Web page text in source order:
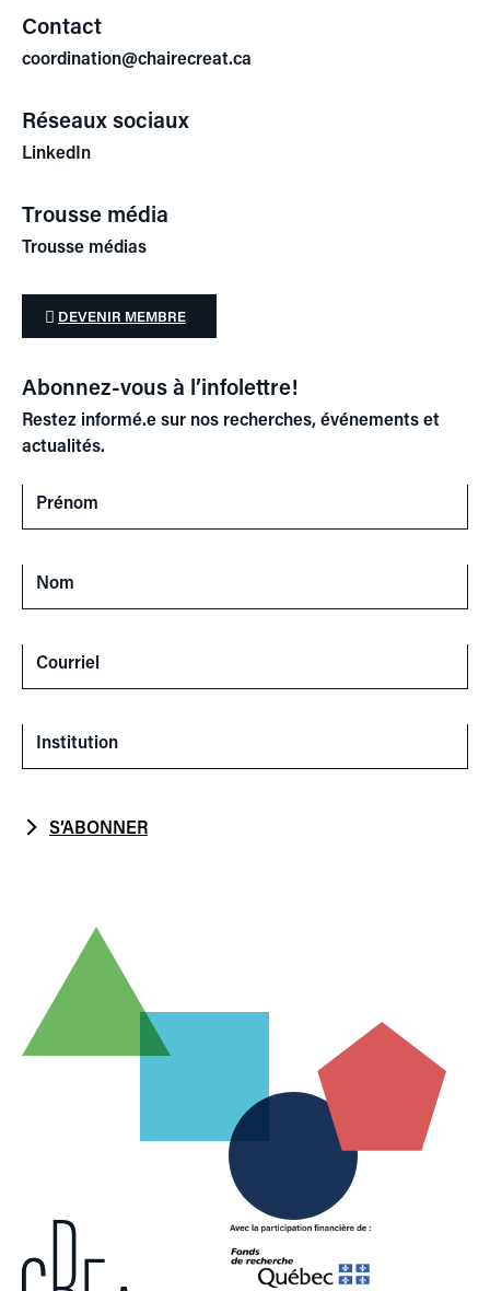
Contact
coordination@chairecreat.ca
Réseaux sociaux
LinkedIn
Trousse média
Trousse médias
DEVENIR MEMBRE
Abonnez-vous à l’infolettre!
Restez informé.e sur nos recherches, événements et
actualités.